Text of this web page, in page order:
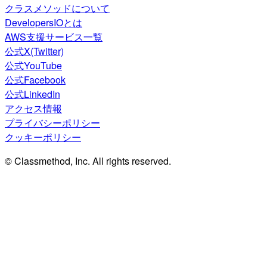
クラスメソッドについて
DevelopersIOとは
AWS支援サービス一覧
公式X(Twitter)
公式YouTube
公式Facebook
公式LinkedIn
アクセス情報
プライバシーポリシー
クッキーポリシー
© Classmethod, Inc. All rights reserved.